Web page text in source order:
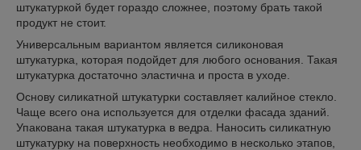
штукатуркой будет гораздо сложнее, поэтому брать такой
продукт не стоит.
Универсальным вариантом является силиконовая
штукатурка, которая подойдет для любого основания. Такая
штукатурка достаточно эластична и проста в уходе.
Основу силикатной штукатурки составляет калийное стекло.
Чаще всего она используется для отделки фасада зданий.
Упакована такая штукатурка в ведра. Наносить силикатную
штукатурку на поверхность необходимо в несколько этапов,